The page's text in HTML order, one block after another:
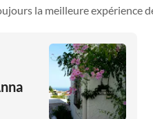
la meilleure expérience